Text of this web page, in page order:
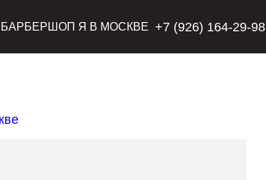
Я В МОСКВЕ +7 (926) 164-29-98